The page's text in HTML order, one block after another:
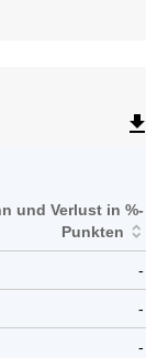
file_download
und Verlust in %-
Punkten
-
-
-